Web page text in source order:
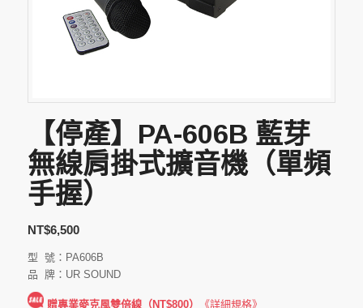
【停產】PA-606B 藍芽
無線肩掛式擴音機（單頻
手握）
NT$6,500
型 號：PA606B
品 牌：UR SOUND
贈專業麥克風雙倍線（NT$800） 《詳細規格》